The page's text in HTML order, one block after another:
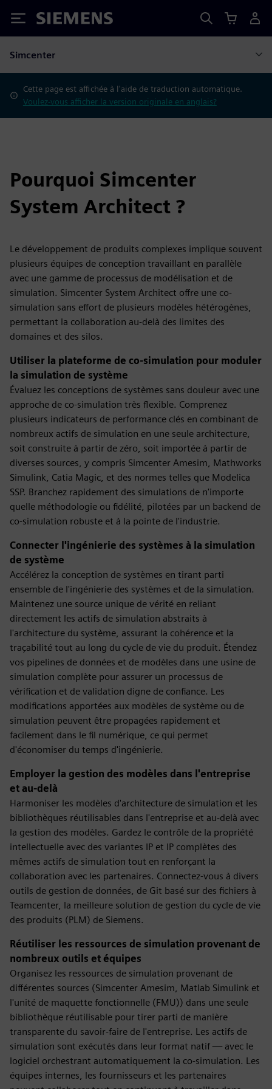
Siemens
Simcenter
Cette page est affichée à l'aide de traduction automatique.
Voulez-vous afficher la version originale en anglais?
Pourquoi Simcenter
System Architect ?
Le développement de produits complexes implique souvent
plusieurs équipes de conception travaillant en parallèle
avec une gamme de processus de modélisation et de
simulation. Simcenter System Architect offre une co-
simulation sans effort de plusieurs modèles hétérogènes,
permettant la collaboration au-delà des limites des
domaines et des silos.
Utiliser la plateforme de co-simulation pour moduler
la simulation de système
Évaluez les conceptions de systèmes sans douleur avec une
approche de co-simulation très flexible. Comprenez
plusieurs indicateurs de performance clés en combinant de
nombreux actifs de simulation en une seule architecture,
soit construite à partir de zéro, soit importée à partir de
diverses sources, y compris Simcenter Amesim, Mathworks
Simulink, Catia Magic, et des normes telles que Modelica
SSP. Branchez rapidement des simulations de n'importe
quelle méthodologie ou fidélité, pilotées par un backend de
co-simulation robuste et à la pointe de l'industrie.
Connecter l'ingénierie des systèmes à la simulation
de système
Accélérez la conception de systèmes en tirant parti
ensemble de l'ingénierie des systèmes et de la simulation.
Maintenez une source unique de vérité en reliant
directement les actifs de simulation abstraits à
l'architecture du système, assurant la cohérence et la
traçabilité tout au long du cycle de vie du produit. Étendez
vos pipelines de données et de modèles dans une usine de
simulation complète pour assurer un processus de
vérification et de validation digne de confiance. Les
modifications apportées aux modèles de système ou de
simulation peuvent être propagées rapidement et
facilement dans le fil numérique, ce qui permet
d'économiser du temps d'ingénierie.
Employer la gestion des modèles dans l'entreprise
et au-delà
Harmoniser les modèles d'architecture de simulation et les
bibliothèques réutilisables dans l'entreprise et au-delà avec
la gestion des modèles. Gardez le contrôle de la propriété
intellectuelle avec des variantes IP et IP complètes des
mêmes actifs de simulation tout en renforçant la
collaboration avec les partenaires. Connectez-vous à divers
outils de gestion de données, de Git basé sur des fichiers à
Teamcenter, la meilleure solution de gestion du cycle de vie
des produits (PLM) de Siemens.
Réutiliser les ressources de simulation provenant de
nombreux outils et équipes
Organisez les ressources de simulation provenant de
différentes sources (Simcenter Amesim, Matlab Simulink et
l'unité de maquette fonctionnelle (FMU)) dans une seule
bibliothèque réutilisable pour tirer parti de manière
transparente du savoir-faire de l'entreprise. Les actifs de
simulation sont exécutés dans leur format natif — avec le
logiciel orchestrant automatiquement la co-simulation. Les
équipes internes, les fournisseurs et les partenaires